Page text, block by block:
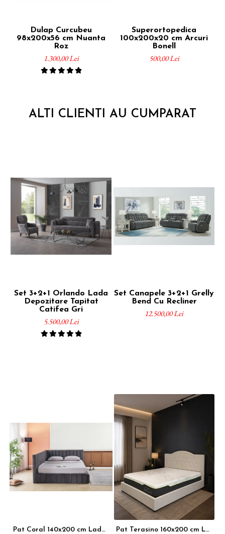
Dulap Curcubeu
98x200x56 cm Nuanta
Roz
1.300,00 Lei
Superortopedica
100x200x20 cm Arcuri
Bonell
500,00 Lei
ALTI CLIENTI AU CUMPARAT
Set 3+2+1 Orlando Lada
Depozitare Tapitat
Catifea Gri
5.500,00 Lei
Set Canapele 3+2+1 Grelly
Bend Cu Recliner
12.500,00 Lei
Pat Coral 140x200 cm Lada Depozitare Tapitat Catifea Gri Somiera Inclusa ( ML 2526 ) Pat Terasino 160x200 cm Lada Depozitare Tapitat Stofa Bej Somiera Inclusa